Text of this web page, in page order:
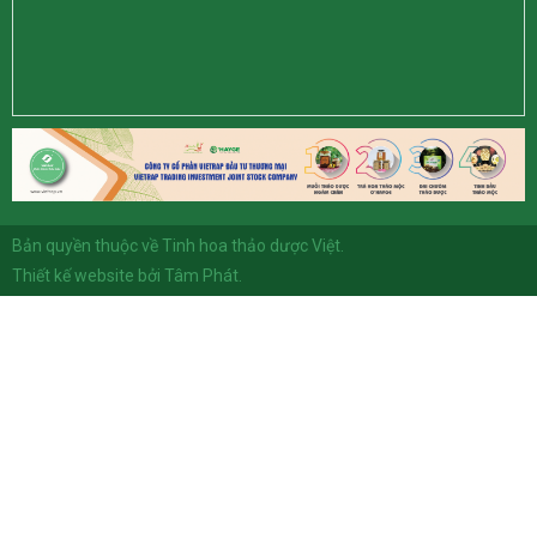
Bản quyền thuộc về Tinh hoa thảo dược Việt.
Thiết kế website bởi Tâm Phát.